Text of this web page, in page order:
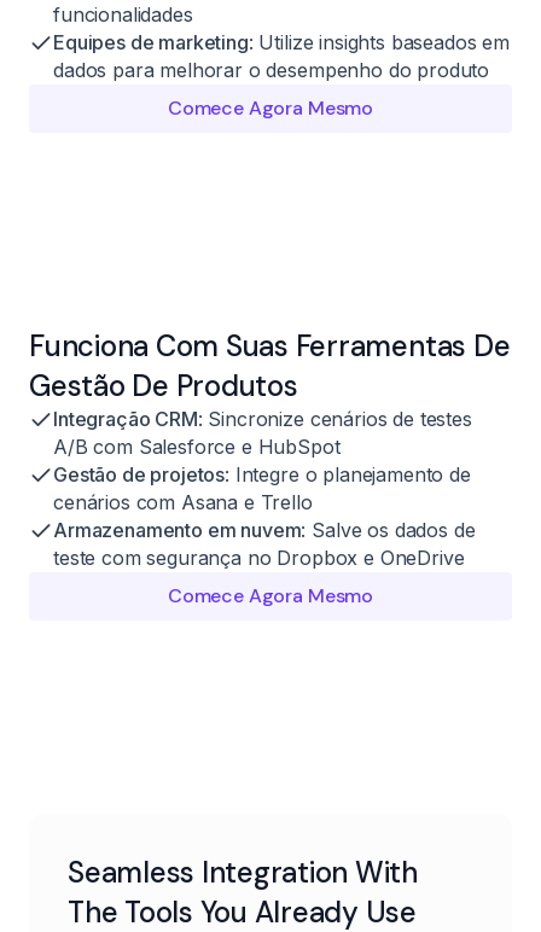
funcionalidades
Equipes de marketing: Utilize insights baseados em
dados para melhorar o desempenho do produto
Comece Agora Mesmo
Funciona Com Suas Ferramentas De
Gestão De Produtos
Integração CRM: Sincronize cenários de testes
A/B com Salesforce e HubSpot
Gestão de projetos: Integre o planejamento de
cenários com Asana e Trello
Armazenamento em nuvem: Salve os dados de
teste com segurança no Dropbox e OneDrive
Comece Agora Mesmo
Seamless Integration With
The Tools You Already Use